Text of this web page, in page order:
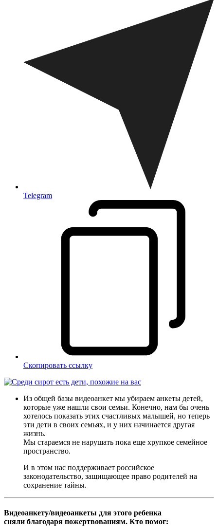
Telegram
Скопировать ссылку
Из общей базы видеоанкет мы убираем анкеты детей,
которые уже нашли свои семьи. Конечно, нам бы очень
хотелось показать этих счастливых малышей, но теперь
эти дети в своих семьях, и у них начинается другая
жизнь.
Мы стараемся не нарушать пока еще хрупкое семейное
пространство.
И в этом нас поддерживает российское
законодательство, защищающее право родителей на
сохранение тайны.
Видеоанкету/видеоанкеты для этого ребенка
сняли благодаря пожертвованиям. Кто помог: